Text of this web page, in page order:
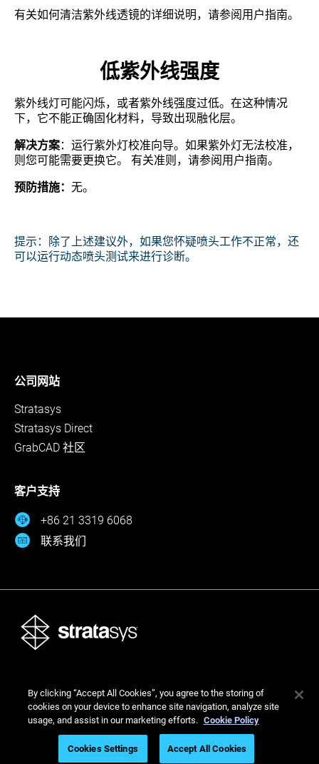
有关如何清洁紫外线透镜的详细说明，请参阅用户指南。
低紫外线强度
紫外线灯可能闪烁，或者紫外线强度过低。在这种情况
下，它不能正确固化材料，导致出现融化层。
解决方案：运行紫外灯校准向导。如果紫外灯无法校准，
则您可能需要更换它。 有关准则，请参阅用户指南。
预防措施： 无。
提示：除了上述建议外，如果您怀疑喷头工作不正常，还
可以运行动态喷头测试来进行诊断。
公司网站
Stratasys
Stratasys Direct
GrabCAD 社区
客户支持
+86 21 3319 6068
联系我们
法律
隐私政策 隐私政策
By clicking “Accept All Cookies”, you agree to the storing of
cookies on your device to enhance site navigation, analyze site
usage, and assist in our marketing efforts. Cookie Policy
Cookies Settings Accept All Cookies